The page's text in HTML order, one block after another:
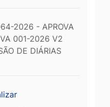
2026 - APROVA
001-2026 V2
DE DIÁRIAS